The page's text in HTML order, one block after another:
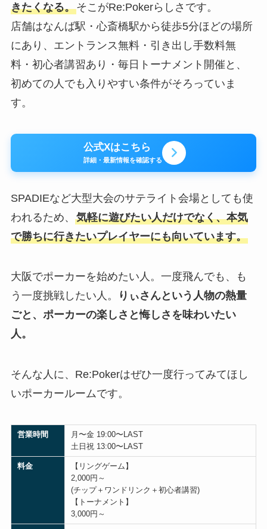
きたくなる。そこがRe:Pokerらしさです。
店舗はなんば駅・心斎橋駅から徒歩5分ほどの場所
にあり、エントランス無料・引き出し手数料無
料・初心者講習あり・毎日トーナメント開催と、
初めての人でも入りやすい条件がそろっていま
す。
公式Xはこちら
詳細・最新情報を確認する
SPADIEなど大型大会のサテライト会場としても使
われるため、 気軽に遊びたい人だけでなく、本気
で勝ちに行きたいプレイヤーにも向いています。
大阪でポーカーを始めたい人。一度飛んでも、も
う一度挑戦したい人。
りぃさんという人物の熱量
ごと、ポーカーの楽しさと悔しさを味わいたい
人。
そんな人に、Re:Pokerはぜひ一度行ってみてほし
いポーカールームです。
営業時間
月〜金 19:00〜LAST
土日祝 13:00〜LAST
料金
【リングゲーム】
2,000円～
(チップ＋ワンドリンク＋初心者講習)
【トーナメント】
3,000円～